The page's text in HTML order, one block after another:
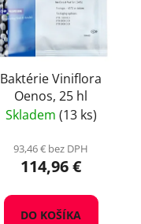
Baktérie Viniflora
Oenos, 25 hl
Skladem (13 ks)
93,46 € bez DPH
114,96 €
DO KOŠÍKA